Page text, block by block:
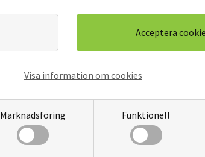
Marknadsföring Funktionell
Visa information om cookies